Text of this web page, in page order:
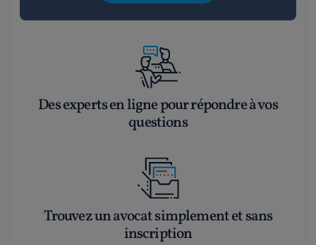
Des experts en ligne pour répondre à vos
questions
Trouvez un avocat simplement et sans
inscription